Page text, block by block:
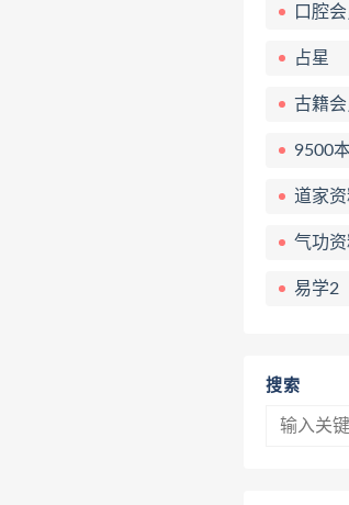
口腔会
占星
古籍会
9500
道家
气功
易学2
搜索